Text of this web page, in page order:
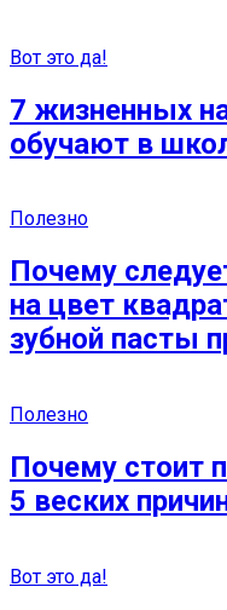
Вот это да!
7 жизненных
обучают в
Полезно
Почему
на цвет
зубной пасты
Полезно
Почему стоит
5 веских
Вот это да!